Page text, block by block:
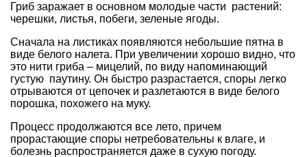
Гриб заражает в основном молодые части растений:
черешки, листья, побеги, зеленые ягоды.
Сначала на листиках появляются небольшие пятна в
виде белого налета. При увеличении хорошо видно, что
это нити гриба – мицелий, по виду напоминающий
густую паутину. Он быстро разрастается, споры легко
отрываются от цепочек и разлетаются в виде белого
порошка, похожего на муку.
Процесс продолжаются все лето, причем
прорастающие споры нетребовательны к влаге, и
болезнь распространяется даже в сухую погоду.